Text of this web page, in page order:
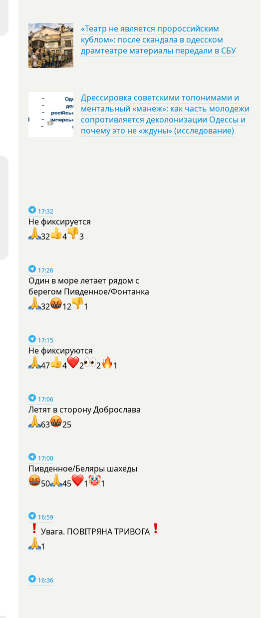
«Театр не является пророссийским
кублом»: после скандала в одесском
драмтеатре материалы передали в СБУ
Дрессировка советскими топонимами и
ментальный «манеж»: как часть молодежи
сопротивляется деколонизации Одессы и
почему это не «ждуны» (исследование)
17:32
Не фиксируется
32
4 3
17:26
Один в море летает рядом с
берегом Пивденное/Фонтанка
32
12 1
17:15
Не фиксируются
47
4 2 2 1
17:06
Летят в сторону Доброслава
63
25
17:00
Пивденное/Беляры шахеды
50
45 1 1
16:59
Увага. ПОВІТРЯНА ТРИВОГА
1
16:36